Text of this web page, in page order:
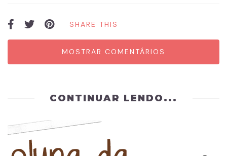
SHARE THIS
MOSTRAR COMENTÁRIOS
CONTINUAR LENDO...